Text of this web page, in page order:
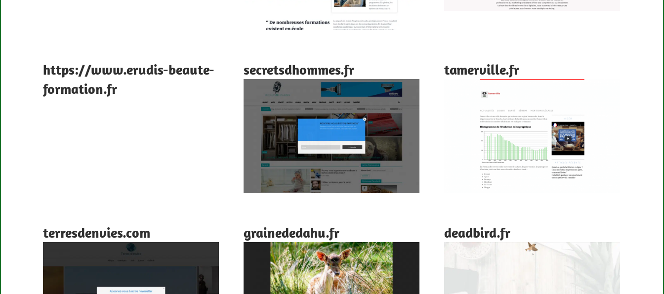
https://www.erudis-beaute-
formation.fr
secretsdhommes.fr tamerville.fr
terresdenvies.com grainededahu.fr deadbird.fr